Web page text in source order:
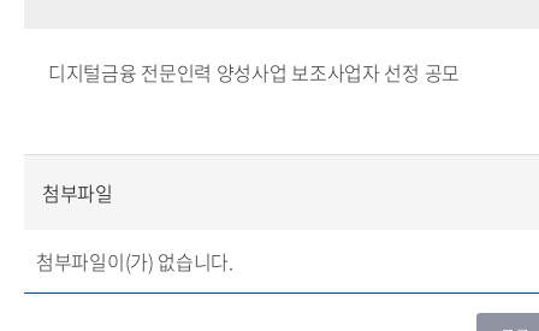
디지털금융 전문인력 양성사업 보조사업자 선정 공모
첨부파일
첨부파일이(가) 없습니다.